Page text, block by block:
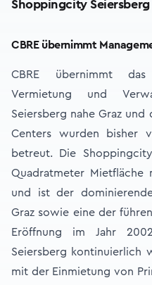
Shoppingcity
CBRE übernimmt
CBRE übernimmt das
Vermietung und
Seiersberg nahe Graz
Centers wurden bisher
betreut. Die
Quadratmeter Mietfläche
und ist der
Graz sowie eine der
Eröffnung im Jahr
Seiersberg kontinuierlich
mit der Einmietung von